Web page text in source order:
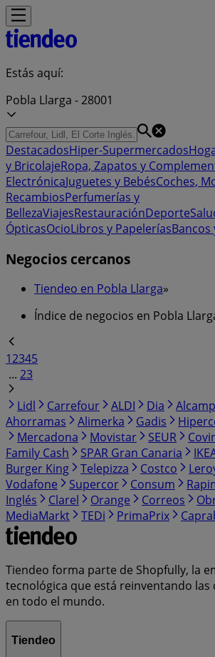
Estás aquí:
Pobla Llarga - 28001
DestacadosHiper-Supermercados
y BricolajeRopa, Zapatos y
ElectrónicaJuguetes y BebésCoches,
RecambiosPerfumerías y
BellezaViajesRestauraciónDeporte
ÓpticasOcioLibros y PapeleríasBancos
Negocios cercanos
Tiendeo en Pobla Llarga»
Índice de negocios en Pobla
12345
... 23
Lidl
Carrefour ALDI Dia
Ahorramas
Alimerka Gadis
Mercadona
Movistar SEUR
Family Cash
SPAR Gran Canaria
Burger King
Telepizza Costco
Vodafone
Supercor Consum
Inglés
Clarel Orange Correos
MediaMarkt
TEDi PrimaPrix
Tiendeo forma parte de Shopfully, la
tecnológica que está reinventando las
en todo el mundo.
Tiendeo